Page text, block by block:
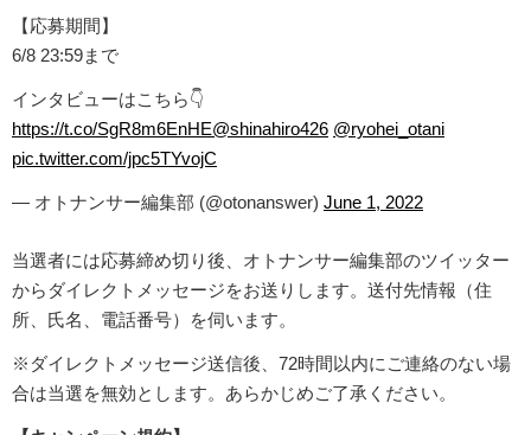
【応募期間】
6/8 23:59まで
インタビューはこちら👇
https://t.co/SgR8m6EnHE@shinahiro426 @ryohei_otani
pic.twitter.com/jpc5TYvojC
— オトナンサー編集部 (@otonanswer) June 1, 2022
当選者には応募締め切り後、オトナンサー編集部のツイッター
からダイレクトメッセージをお送りします。送付先情報（住
所、氏名、電話番号）を伺います。
※ダイレクトメッセージ送信後、72時間以内にご連絡のない場
合は当選を無効とします。あらかじめご了承ください。